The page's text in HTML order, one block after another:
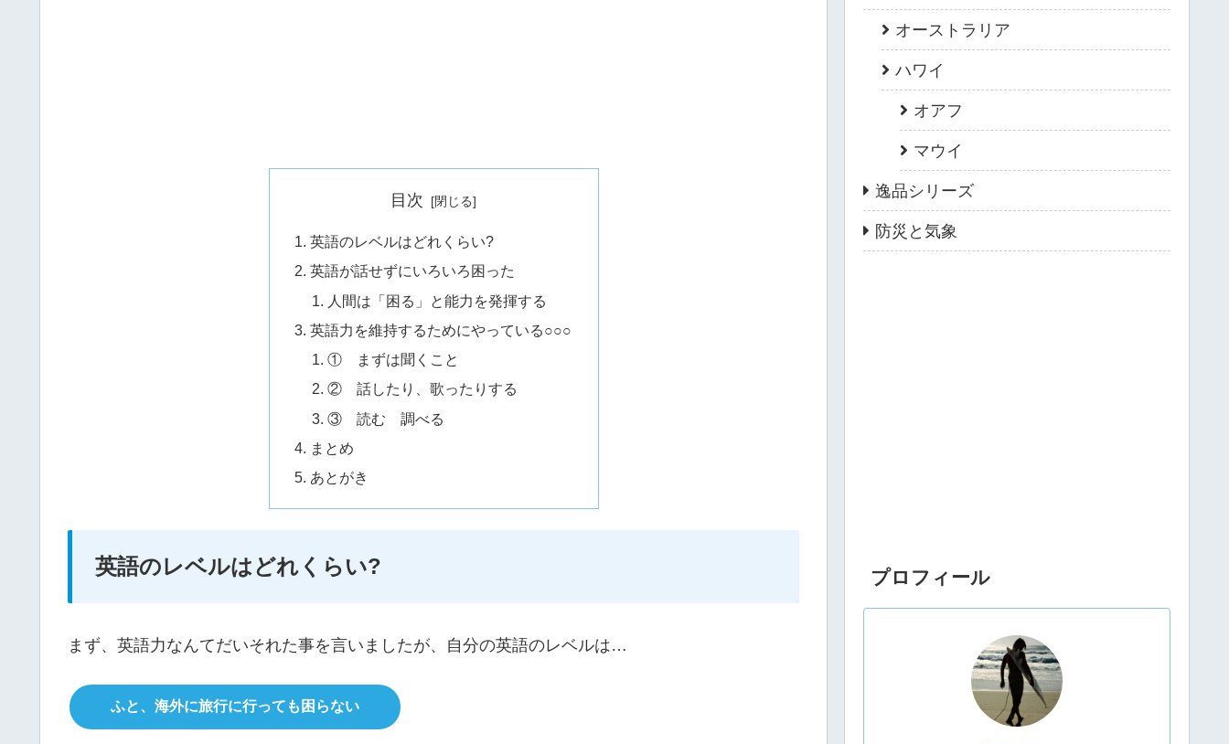
目次
英語のレベルはどれくらい?
英語が話せずにいろいろ困った
人間は「困る」と能力を発揮する
英語力を維持するためにやっている○○○
① まずは聞くこと
② 話したり、歌ったりする
③ 読む 調べる
まとめ
あとがき
英語のレベルはどれくらい?
まず、英語力なんてだいそれた事を言いましたが、自分の英語のレベルは…
ふと、海外に旅行に行っても困らない
オーストラリア
ハワイ
オアフ
マウイ
逸品シリーズ
防災と気象
プロフィール